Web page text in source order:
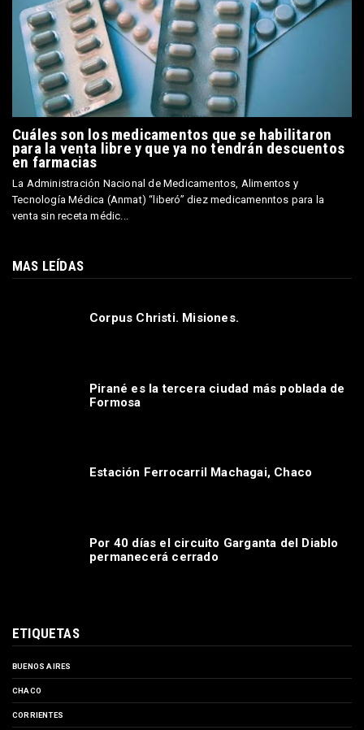
Cuáles son los medicamentos que se habilitaron
para la venta libre y que ya no tendrán descuentos
en farmacias
La Administración Nacional de Medicamentos, Alimentos y
Tecnología Médica (Anmat) “liberó” diez medicamenntos para la
venta sin receta médic...
MAS LEÍDAS
Corpus Christi. Misiones.
Pirané es la tercera ciudad más poblada de
Formosa
Estación Ferrocarril Machagai, Chaco
Por 40 días el circuito Garganta del Diablo
permanecerá cerrado
ETIQUETAS
BUENOS AIRES
CHACO
CORRIENTES